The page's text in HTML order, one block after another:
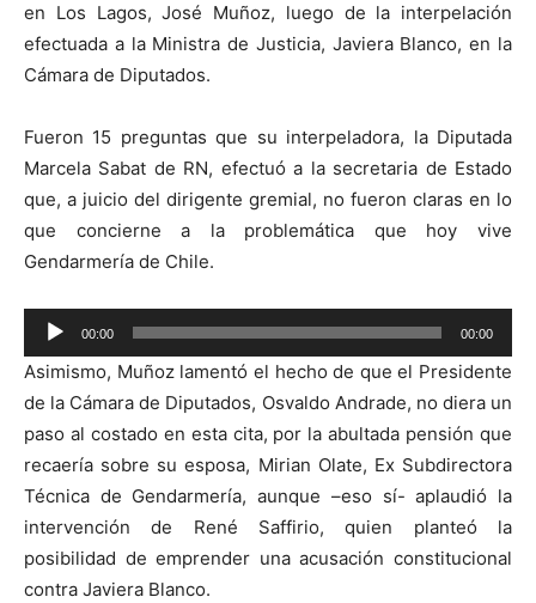
en Los Lagos, José Muñoz, luego de la interpelación
efectuada a la Ministra de Justicia, Javiera Blanco, en la
Cámara de Diputados.
Fueron 15 preguntas que su interpeladora, la Diputada
Marcela Sabat de RN, efectuó a la secretaria de Estado
que, a juicio del dirigente gremial, no fueron claras en lo
que concierne a la problemática que hoy vive
Gendarmería de Chile.
Reproductor
de
audio
00:00 00:00
Asimismo, Muñoz lamentó el hecho de que el Presidente
de la Cámara de Diputados, Osvaldo Andrade, no diera un
paso al costado en esta cita, por la abultada pensión que
recaería sobre su esposa, Mirian Olate, Ex Subdirectora
Técnica de Gendarmería, aunque –eso sí- aplaudió la
intervención de René Saffirio, quien planteó la
posibilidad de emprender una acusación constitucional
contra Javiera Blanco.